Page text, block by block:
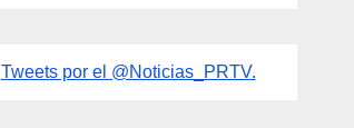
Tweets por el @Noticias_PRTV.